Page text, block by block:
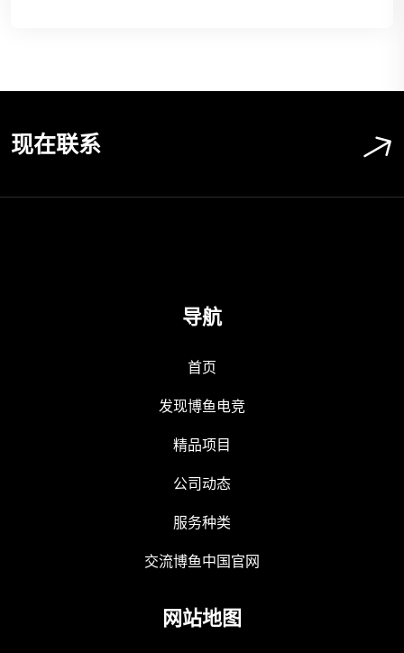
现在联系
导航
首页
发现博鱼电竞
精品项目
公司动态
服务种类
交流博鱼中国官网
网站地图